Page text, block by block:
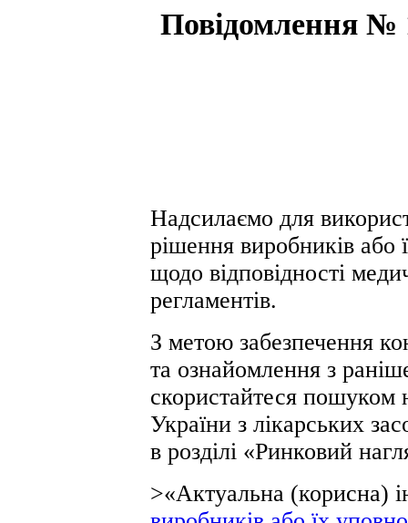
Повідомлення №
Надсилаємо для
рішення виробників або
щодо відповідності
регламентів.
З метою забезпечення
та ознайомлення з
скористайтеся пошуком
України з лікарських
в розділі «Ринковий
>«Актуальна (корисна)